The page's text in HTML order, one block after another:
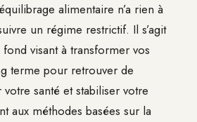
alimentaire n’a rien à
un régime restrictif. Il s’agit
visant à transformer vos
terme pour retrouver de
santé et stabiliser votre
aux méthodes basées sur la